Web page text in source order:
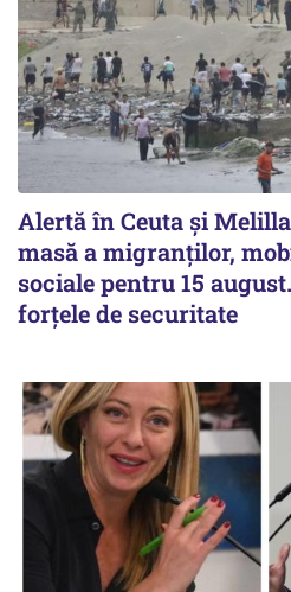
Alertă în Ceuta și
masă a migranților,
sociale pentru 15
forțele de securitate